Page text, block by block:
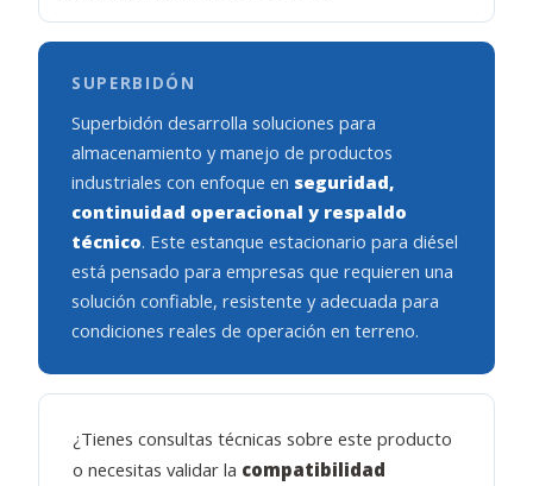
SUPERBIDÓN
Superbidón desarrolla soluciones para
almacenamiento y manejo de productos
industriales con enfoque en seguridad,
continuidad operacional y respaldo
técnico. Este estanque estacionario para diésel
está pensado para empresas que requieren una
solución confiable, resistente y adecuada para
condiciones reales de operación en terreno.
¿Tienes consultas técnicas sobre este producto
o necesitas validar la compatibilidad